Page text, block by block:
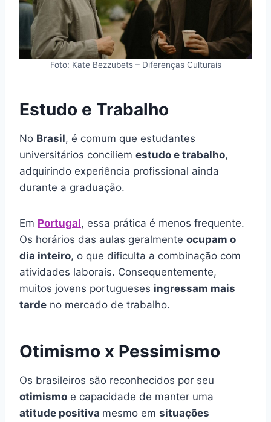
Foto: Kate Bezzubets – Diferenças Culturais
Estudo e Trabalho
No Brasil, é comum que estudantes
universitários conciliem estudo e trabalho,
adquirindo experiência profissional ainda
durante a graduação.
Em Portugal, essa prática é menos frequente.
Os horários das aulas geralmente ocupam o
dia inteiro, o que dificulta a combinação com
atividades laborais. Consequentemente,
muitos jovens portugueses ingressam mais
tarde no mercado de trabalho.
Otimismo x Pessimismo
Os brasileiros são reconhecidos por seu
otimismo e capacidade de manter uma
atitude positiva mesmo em situações